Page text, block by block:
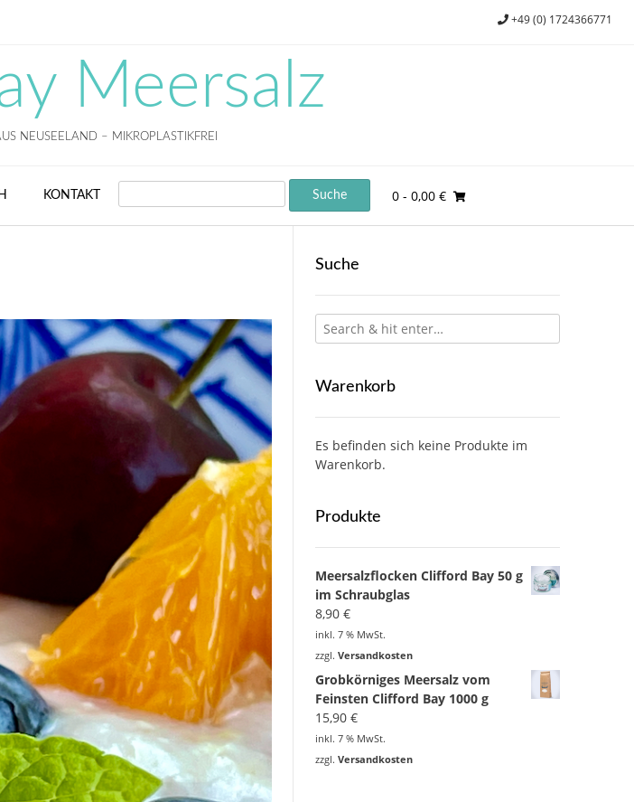
+49 (0) 1724366771
Meersalz
NEUSEELAND – MIKROPLASTIKFREI
KONTAKT SEARCH 0- 0,00 €
Suche
Warenkorb
Es befinden sich keine Produkte im
Warenkorb.
Produkte
Meersalzflocken Clifford Bay 50 g
im Schraubglas
8,90 €
inkl. 7 % MwSt.
zzgl. Versandkosten
Grobkörniges Meersalz vom
Feinsten Clifford Bay 1000 g
15,90 €
inkl. 7 % MwSt.
zzgl. Versandkosten